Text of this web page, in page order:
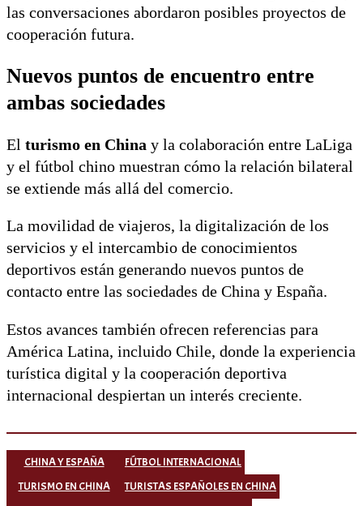
las conversaciones abordaron posibles proyectos de
cooperación futura.
Nuevos puntos de encuentro entre
ambas sociedades
El turismo en China y la colaboración entre LaLiga
y el fútbol chino muestran cómo la relación bilateral
se extiende más allá del comercio.
La movilidad de viajeros, la digitalización de los
servicios y el intercambio de conocimientos
deportivos están generando nuevos puntos de
contacto entre las sociedades de China y España.
Estos avances también ofrecen referencias para
América Latina, incluido Chile, donde la experiencia
turística digital y la cooperación deportiva
internacional despiertan un interés creciente.
CHINA Y ESPAÑA
FÚTBOL INTERNACIONAL
TURISMO EN CHINA
TURISTAS ESPAÑOLES EN CHINA